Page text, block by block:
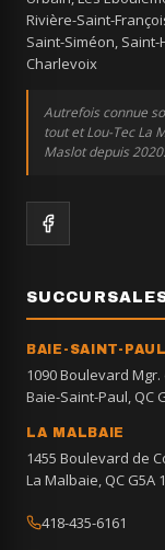
Rivière-Saint-
Saint-Siméon,
Charlevoix
Autrefois connue
tout et Lou-Tec La
Maslot depuis 2020.
BAIE-SAINT-PAUL
1090 Boulevard Mgr.
Baie-Saint-Paul, QC
LA MALBAIE
1455 Boulevard de
La Malbaie, QC G5A
418-435-6161